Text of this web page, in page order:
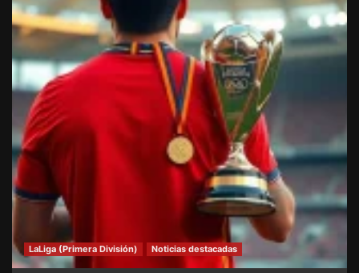
LaLiga (Primera División) Noticias destacadas